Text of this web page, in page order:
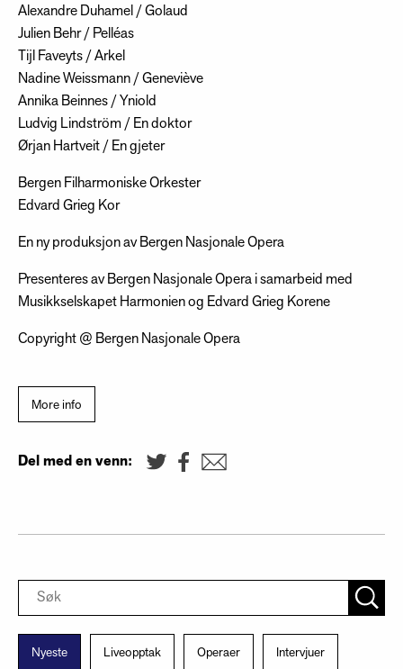
Alexandre Duhamel / Golaud
Julien Behr / Pelléas
Tijl Faveyts / Arkel
Nadine Weissmann / Geneviève
Annika Beinnes / Yniold
Ludvig Lindström / En doktor
Ørjan Hartveit / En gjeter
Bergen Filharmoniske Orkester
Edvard Grieg Kor
En ny produksjon av Bergen Nasjonale Opera
Presenteres av Bergen Nasjonale Opera i samarbeid med
Musikkselskapet Harmonien og Edvard Grieg Korene
Copyright @ Bergen Nasjonale Opera
More info
Del med en venn:
Nyeste Liveopptak Operaer Intervjuer